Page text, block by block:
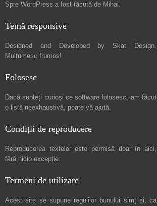
Spre WordPress a fost făcută de Mihai.
Temă responsive
Designed and Developed by Skat Design.
Mulțumesc frumos!
Folosesc
Dacă sunteți curioși ce software folosesc, am făcut
o listă neexhaustivă, poate vă ajută.
Condiții de reproducere
Reproducerea textelor este permisă doar în aici,
fără nicio excepție.
Termeni de utilizare
Acest site se supune regulilor bunului simț și, ca